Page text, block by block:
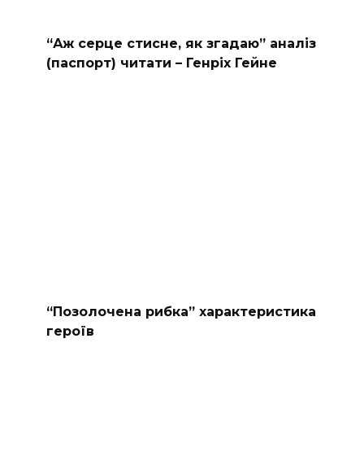
“Аж серце стисне, як згадаю” аналіз
(паспорт) читати – Генріх Гейне
“Позолочена рибка” характеристика
героїв